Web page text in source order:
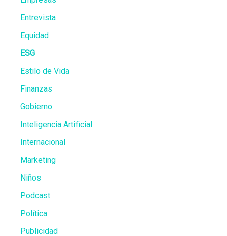
Entrevista
Equidad
ESG
Estilo de Vida
Finanzas
Gobierno
Inteligencia Artificial
Internacional
Marketing
Niños
Podcast
Política
Publicidad